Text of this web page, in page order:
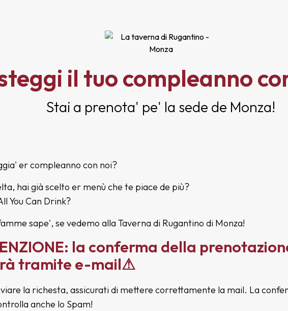
il tuo compleanno
Stai a prenota' pe' la sede de Monza!
er compleanno con noi?
hai già scelto er menù che te piace de più?
You Can Drink?
sape', se vedemo alla Taverna di Rugantino di Monza!
la conferma della
tramite e-mail⚠
la richesta, assicurati di mettere correttamente la mail. La
anche lo Spam!